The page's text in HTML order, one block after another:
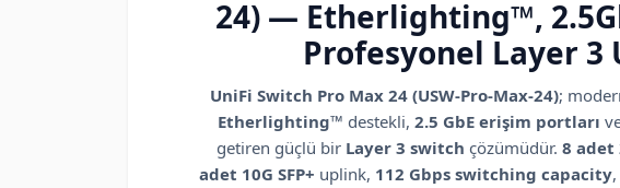
24) — Etherlighting™,
Profesyonel Layer 3
UniFi Switch Pro Max 24 (USW-Pro-Max-24);
Etherlighting™ destekli, 2.5 GbE erişim portları
getiren güçlü bir Layer 3 switch çözümüdür. 8 adet
adet 10G SFP+ uplink, 112 Gbps switching capacity,